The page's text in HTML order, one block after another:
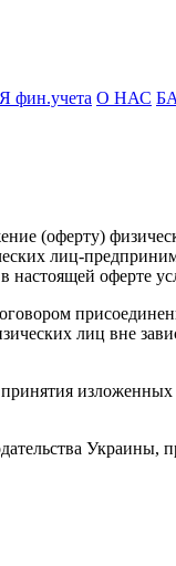
О НАС
(оферту)
лиц-
настоящей оферте
лиц вне